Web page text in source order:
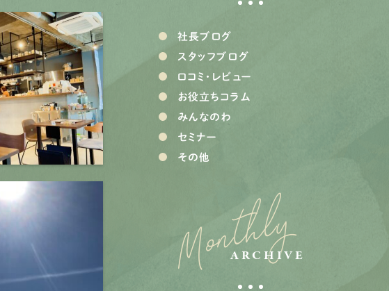
社長ブログ
スタッフブログ
口コミ・レビュー
お役立ちコラム
みんなのわ
セミナー
その他
Monthly
ARCHIVE